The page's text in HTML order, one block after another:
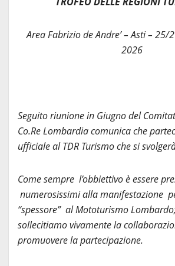
Area Fabrizio de Andre’ – Asti – 25/
2026
Seguito riunione in Giugno del
Co.Re Lombardia comunica che
ufficiale al TDR Turismo che si
Come sempre l’obbiettivo è essere
numerosissimi alla manifestazione
“spessore” al Mototurismo
sollecitiamo vivamente la
promuovere la partecipazione.